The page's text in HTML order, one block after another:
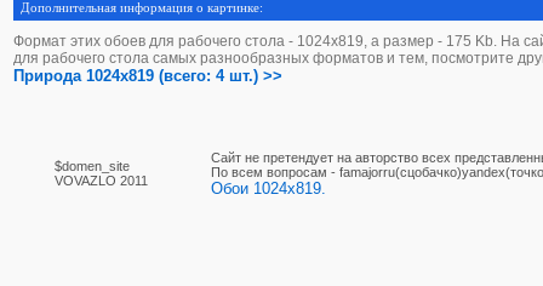
Дополнительная информация о картинке:
Формат этих обоев для рабочего стола - 1024х819, а размер - 175 Kb. На
для рабочего стола самых разнообразных форматов и тем, посмотрите
Природа 1024x819 (всего: 4 шт.) >>
$domen_site
VOVAZLO 2011
Сайт не претендует на авторство всех
По вcем вопросам -
Обои 1024x819.